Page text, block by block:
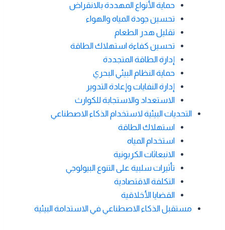
حماية الأنواع المهددة بالانقراض
تحسين جودة المياه والهواء
تقليل هدر الطعام
تحسين كفاءة استهلاك الطاقة
إدارة الطاقة المتجددة
حماية النظام البيئي البحري
إدارة النفايات وإعادة التدوير
الاستعداد والاستجابة للكوارث
التحديات البيئية لاستخدام الذكاء الاصطناعي
استهلاك الطاقة
استخدام المياه
الانبعاثات الكربونية
تأثيرات سلبية على التنوع البيولوجي
التكلفة الاقتصادية
القضايا الأخلاقية
مستقبل الذكاء الاصطناعي في الاستدامة البيئية